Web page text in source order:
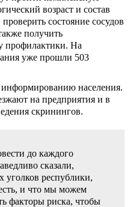
возраст и состав
состояние сосудов
получить
профилактики. На
уже прошли 503
населения.
на предприятия и в
скринингов.
до каждого
сказали,
уголков республики,
и что мы можем
факторы риска, чтобы